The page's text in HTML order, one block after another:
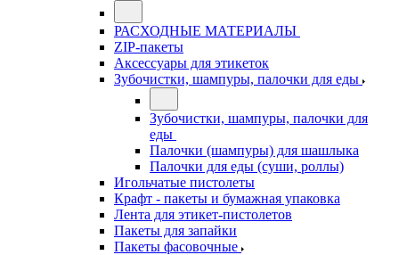
РАСХОДНЫЕ МАТЕРИАЛЫ
ZIP-пакеты
Аксессуары для этикеток
Зубочистки, шампуры, палочки для еды
Зубочистки, шампуры, палочки для
еды
Палочки (шампуры) для шашлыка
Палочки для еды (суши, роллы)
Игольчатые пистолеты
Крафт - пакеты и бумажная упаковка
Лента для этикет-пистолетов
Пакеты для запайки
Пакеты фасовочные